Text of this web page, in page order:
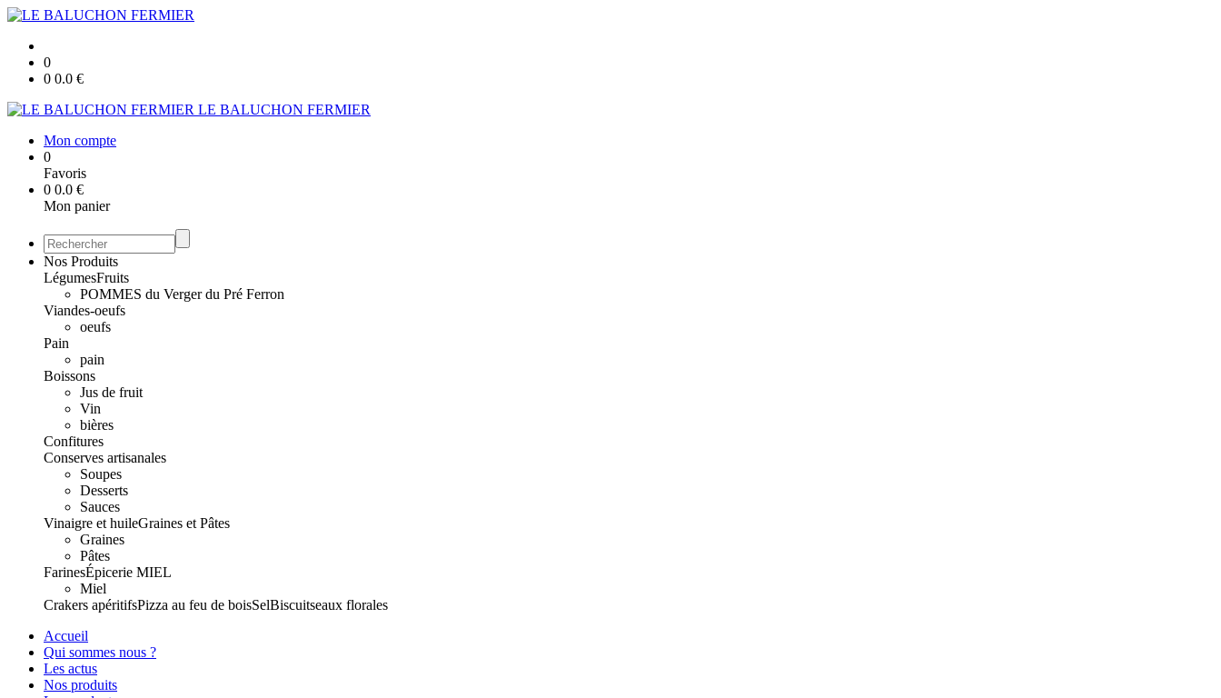
0
0 0.0 €
LE BALUCHON FERMIER
Mon compte
0
Favoris
0 0.0 €
Mon panier
Nos Produits
LégumesFruits
POMMES du Verger du Pré Ferron
Viandes-oeufs
oeufs
Pain
pain
Boissons
Jus de fruit
Vin
bières
Confitures
Conserves artisanales
Soupes
Desserts
Sauces
Vinaigre et huileGraines et Pâtes
Graines
Pâtes
FarinesÉpicerie MIEL
Miel
Crakers apéritifsPizza au feu de boisSelBiscuitseaux florales
Accueil
Qui sommes nous ?
Les actus
Nos produits